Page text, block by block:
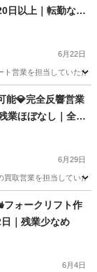
日以上｜転勤なし
6月22日
営業を担当していただ
能💎完全反響営業
業ほぼなし｜全国
6月29日
取営業を担当していた
フォークリフト作
｜残業少なめ
6月4日